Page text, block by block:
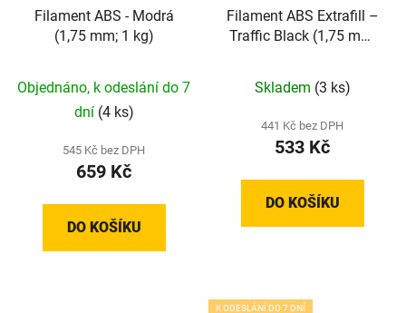
Filament ABS - Modrá
(1,75 mm; 1 kg)
Objednáno, k odeslání do 7
dní (4 ks)
545 Kč bez DPH
659 Kč
DO KOŠÍKU
Filament ABS Extrafill –
Traffic Black (1,75 mm;
Skladem (3 ks)
441 Kč bez DPH
533 Kč
DO KOŠÍKU
K ODESLÁNÍ DO 7 DNÍ